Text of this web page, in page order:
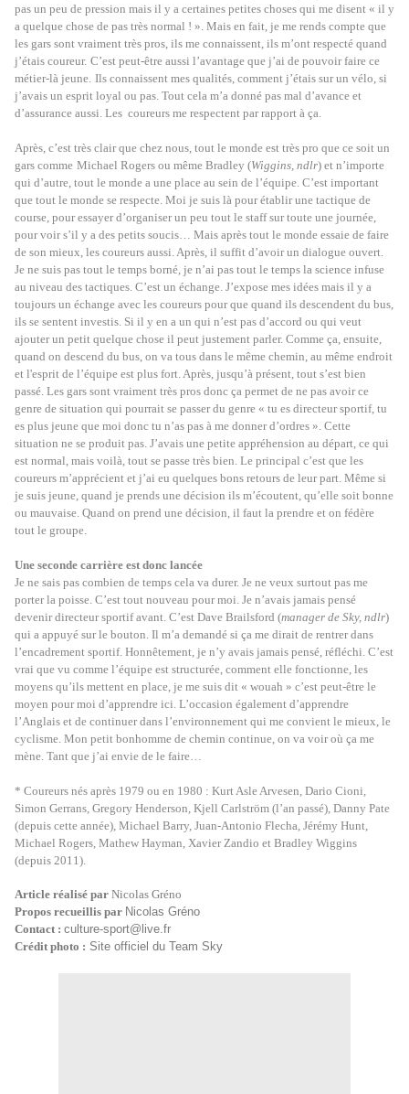
pas un peu de pression mais il y a certaines petites choses qui me disent « il y
a quelque chose de pas très normal ! ». Mais en fait, je me rends compte que
les gars sont vraiment très pros, ils me connaissent, ils m’ont respecté quand
j’étais coureur. C’est peut-être aussi l’avantage que j’ai de pouvoir faire ce
métier-là jeune. Ils connaissent mes qualités, comment j’étais sur un vélo, si
j’avais un esprit loyal ou pas. Tout cela m’a donné pas mal d’avance et
d’assurance aussi. Les coureurs me respectent par rapport à ça.
Après, c’est très clair que chez nous, tout le monde est très pro que ce soit un
gars comme Michael Rogers ou même Bradley (Wiggins, ndlr) et n’importe
qui d’autre, tout le monde a une place au sein de l’équipe. C’est important
que tout le monde se respecte. Moi je suis là pour établir une tactique de
course, pour essayer d’organiser un peu tout le staff sur toute une journée,
pour voir s’il y a des petits soucis… Mais après tout le monde essaie de faire
de son mieux, les coureurs aussi. Après, il suffit d’avoir un dialogue ouvert.
Je ne suis pas tout le temps borné, je n’ai pas tout le temps la science infuse
au niveau des tactiques. C’est un échange. J’expose mes idées mais il y a
toujours un échange avec les coureurs pour que quand ils descendent du bus,
ils se sentent investis. Si il y en a un qui n’est pas d’accord ou qui veut
ajouter un petit quelque chose il peut justement parler. Comme ça, ensuite,
quand on descend du bus, on va tous dans le même chemin, au même endroit
et l'esprit de l’équipe est plus fort. Après, jusqu’à présent, tout s’est bien
passé. Les gars sont vraiment très pros donc ça permet de ne pas avoir ce
genre de situation qui pourrait se passer du genre « tu es directeur sportif, tu
es plus jeune que moi donc tu n’as pas à me donner d’ordres ». Cette
situation ne se produit pas. J’avais une petite appréhension au départ, ce qui
est normal, mais voilà, tout se passe très bien. Le principal c’est que les
coureurs m’apprécient et j’ai eu quelques bons retours de leur part. Même si
je suis jeune, quand je prends une décision ils m’écoutent, qu’elle soit bonne
ou mauvaise. Quand on prend une décision, il faut la prendre et on fédère
tout le groupe.
Une seconde carrière est donc lancée
Je ne sais pas combien de temps cela va durer. Je ne veux surtout pas me
porter la poisse. C’est tout nouveau pour moi. Je n’avais jamais pensé
devenir directeur sportif avant. C’est Dave Brailsford (manager de Sky, ndlr)
qui a appuyé sur le bouton. Il m’a demandé si ça me dirait de rentrer dans
l’encadrement sportif. Honnêtement, je n’y avais jamais pensé, réfléchi. C’est
vrai que vu comme l’équipe est structurée, comment elle fonctionne, les
moyens qu’ils mettent en place, je me suis dit « wouah » c’est peut-être le
moyen pour moi d’apprendre ici. L’occasion également d’apprendre
l’Anglais et de continuer dans l’environnement qui me convient le mieux, le
cyclisme. Mon petit bonhomme de chemin continue, on va voir où ça me
mène. Tant que j’ai envie de le faire…
* Coureurs nés après 1979 ou en 1980 : Kurt Asle Arvesen, Dario Cioni,
Simon Gerrans, Gregory Henderson, Kjell Carlström (l’an passé), Danny Pate
(depuis cette année), Michael Barry, Juan-Antonio Flecha, Jérémy Hunt,
Michael Rogers, Mathew Hayman, Xavier Zandio et Bradley Wiggins
(depuis 2011).
Article réalisé par Nicolas Gréno
Propos recueillis par Nicolas Gréno
Contact : culture-sport@live.fr
Crédit photo : Site officiel du Team Sky